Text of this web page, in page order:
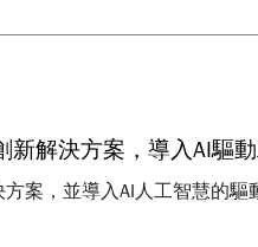
解決方案，導入AI驅
案，並導入AI人工智慧的